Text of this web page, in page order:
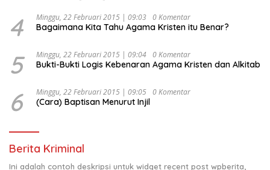
4 Minggu, 22 Februari 2015 | 09:03 0 Komentar
Bagaimana Kita Tahu Agama Kristen itu Benar?
5 Minggu, 22 Februari 2015 | 09:04 0 Komentar
Bukti-Bukti Logis Kebenaran Agama Kristen dan Alkitab
6 Minggu, 22 Februari 2015 | 09:05 0 Komentar
(Cara) Baptisan Menurut Injil
Berita Kriminal
Ini adalah contoh deskripsi untuk widget recent post wpberita,